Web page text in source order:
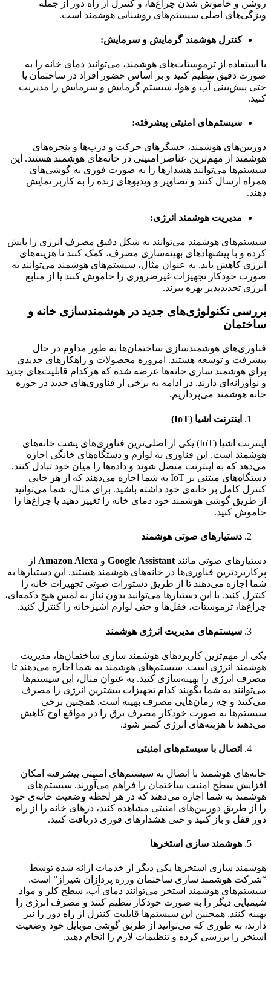
روشن و خاموش شدن چراغ‌ها، و کنترل از راه دور از جمله
ویژگی‌های اصلی سیستم‌های روشنایی هوشمند است.
کنترل هوشمند گرمایش و سرمایش:
با استفاده از ترموستات‌های هوشمند، می‌توانید دمای خانه را به
صورت دقیق تنظیم کنید و بر اساس حضور افراد در ساختمان یا
حتی پیش‌بینی آب و هوا، سیستم گرمایش و سرمایش را مدیریت
کنید.
سیستم‌های امنیتی پیشرفته:
دوربین‌های هوشمند، حسگرهای حرکت و درب‌ها و پنجره‌های
هوشمند از مهم‌ترین عناصر امنیتی در خانه‌های هوشمند هستند. این
سیستم‌ها می‌توانند هشدارها را به صورت فوری به گوشی‌های
همراه ارسال کنند و تصاویر و ویدیوهای زنده را به کاربر نمایش
دهند.
مدیریت هوشمند انرژی:
سیستم‌های هوشمند می‌توانند به شکل دقیق مصرف انرژی را پایش
کرده و با پیشنهادهای بهینه‌سازی مصرف، کمک کنند تا هزینه‌های
انرژی کاهش یابد. به عنوان مثال، سیستم‌های هوشمند می‌توانند به
صورت خودکار تجهیزات غیرضروری را خاموش کنند یا از منابع
انرژی تجدیدپذیر بهره ببرند.
بررسی تکنولوژی‌های جدید در هوشمندسازی خانه و
ساختمان
فناوری‌های هوشمندسازی ساختمان‌ها به طور مداوم در حال
پیشرفت و توسعه هستند. امروزه محصولات و راهکارهای جدیدی
برای هوشمند سازی خانه‌ها عرضه شده که هرکدام قابلیت‌های جدید
و نوآورانه‌ای دارند. در ادامه به برخی از فناوری‌های جدید در حوزه
خانه هوشمند می‌پردازیم.
اینترنت اشیا (IoT)
اینترنت اشیا (IoT) یکی از اصلی‌ترین فناوری‌های پشت خانه‌های
هوشمند است. این فناوری به لوازم و دستگاه‌های خانگی اجازه
می‌دهد که به اینترنت متصل شوند و داده‌ها را میان خود تبادل کنند.
دستگاه‌های مبتنی بر IoT به شما اجازه می‌دهند که از هر جایی
کنترل کامل بر خانه‌ی خود داشته باشید. برای مثال، شما می‌توانید
از طریق گوشی هوشمند خود دمای خانه را تغییر دهید یا چراغ‌ها را
خاموش کنید.
دستیارهای صوتی هوشمند
دستیارهای صوتی مانندGoogle Assistant و Amazon Alexa از
پرکاربردترین فناوری‌ها در خانه‌های هوشمند هستند. این دستیارها به
شما اجازه می‌دهند تا از طریق دستورات صوتی تجهیزات خانه را
کنترل کنید. با این دستیارها می‌توانید بدون نیاز به لمس هیچ دکمه‌ای،
چراغ‌ها، ترموستات، قفل‌ها و حتی لوازم آشپزخانه را کنترل کنید.
سیستم‌های مدیریت انرژی هوشمند
یکی از مهم‌ترین کاربردهای هوشمند سازی ساختمان‌ها، مدیریت
هوشمند انرژی است. سیستم‌های هوشمند به شما اجازه می‌دهند تا
مصرف انرژی را بهینه‌سازی کنید. به عنوان مثال، این سیستم‌ها
می‌توانند به شما بگویند کدام تجهیزات بیشترین انرژی را مصرف
می‌کنند و چه زمان‌هایی مصرف بهینه است. همچنین برخی
سیستم‌ها به صورت خودکار مصرف برق را در مواقع اوج کاهش
می‌دهند تا هزینه‌های انرژی کمتر شود.
اتصال با سیستم‌های امنیتی
خانه‌های هوشمند با اتصال به سیستم‌های امنیتی پیشرفته امکان
افزایش سطح امنیت ساختمان را فراهم می‌آورند. سیستم‌های
هوشمند به شما اجازه می‌دهند که در هر لحظه وضعیت خانه‌ی خود
را از طریق دوربین‌های امنیتی مشاهده کنید، درهای خانه را از راه
دور قفل و باز کنید و حتی هشدارهای فوری دریافت کنید.
هوشمند سازی استخرها
هوشمند سازی استخرها یکی دیگر از خدمات ارائه شده توسط
“شرکت هوشمند سازی ساختمان ورزه پردازان شیراز” است.
سیستم‌های هوشمند استخر می‌توانند دمای آب، سطح کلر و مواد
شیمیایی دیگر را به صورت خودکار تنظیم کنند و مصرف انرژی را
بهینه کنند. همچنین این سیستم‌ها قابلیت کنترل از راه دور را نیز
دارند، به طوری که می‌توانید از طریق گوشی موبایل خود وضعیت
استخر را بررسی کرده و تنظیمات لازم را انجام دهید.